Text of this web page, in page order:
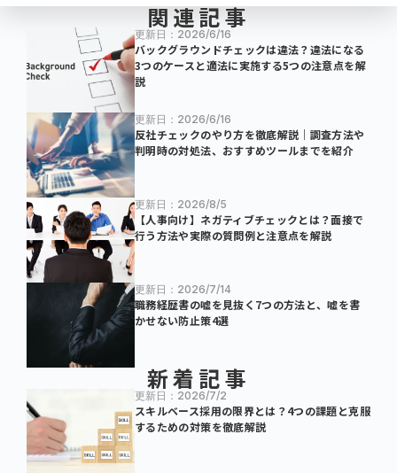
関連記事
更新日：2026/6/16
バックグラウンドチェックは違法？違法になる
3つのケースと適法に実施する5つの注意点を解
説
更新日：2026/6/16
反社チェックのやり方を徹底解説｜調査方法や
判明時の対処法、おすすめツールまでを紹介
更新日：2026/8/5
【人事向け】ネガティブチェックとは？面接で
行う方法や実際の質問例と注意点を解説
更新日：2026/7/14
職務経歴書の嘘を見抜く7つの方法と、嘘を書
かせない防止策4選
新着記事
更新日：2026/7/2
スキルベース採用の限界とは？4つの課題と克服
するための対策を徹底解説